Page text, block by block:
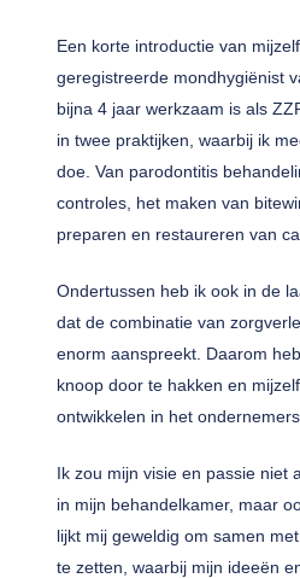
Een korte introductie van
geregistreerde mondhygiënist
bijna 4 jaar werkzaam is als
in twee praktijken, waarbij ik
doe. Van parodontitis
controles, het maken van
preparen en restaureren van
Ondertussen heb ik ook in de
dat de combinatie van
enorm aanspreekt. Daarom
knoop door te hakken en
ontwikkelen in het
Ik zou mijn visie en passie niet
in mijn behandelkamer, maar
lijkt mij geweldig om samen
te zetten, waarbij mijn ideeën